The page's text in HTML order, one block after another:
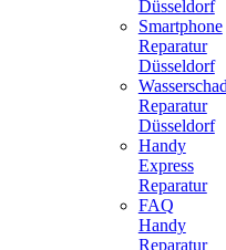
Düsseldorf
Smartphone
Reparatur
Düsseldorf
Reparatur
Düsseldorf
Handy
Express
Reparatur
FAQ
Handy
Reparatur